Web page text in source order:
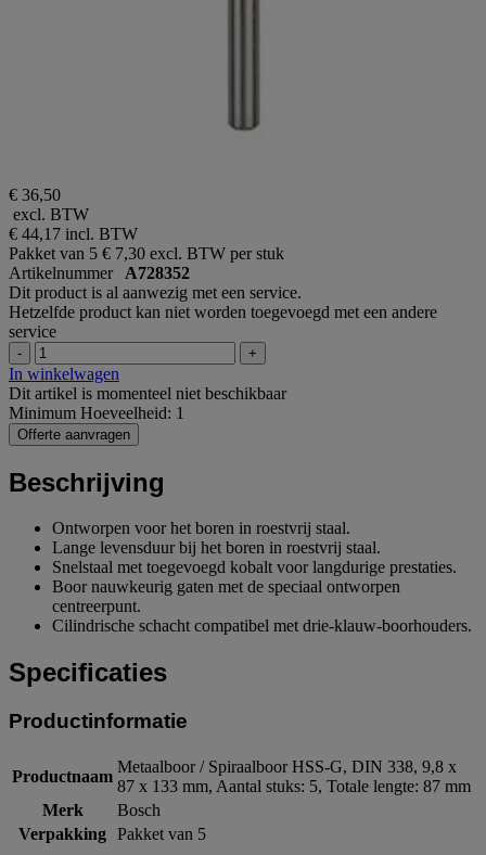
€ 36,50
excl. BTW
€ 44,17 incl. BTW
Pakket van 5 € 7,30 excl. BTW per stuk
Artikelnummer A728352
Dit product is al aanwezig met een service.
Hetzelfde product kan niet worden toegevoegd met een andere
service
- +
In winkelwagen
Dit artikel is momenteel niet beschikbaar
Minimum Hoeveelheid: 1
Offerte aanvragen
Beschrijving
Ontworpen voor het boren in roestvrij staal.
Lange levensduur bij het boren in roestvrij staal.
Snelstaal met toegevoegd kobalt voor langdurige prestaties.
Boor nauwkeurig gaten met de speciaal ontworpen
centreerpunt.
Cilindrische schacht compatibel met drie-klauw-boorhouders.
Specificaties
Productinformatie
Productnaam
Metaalboor / Spiraalboor HSS-G, DIN 338, 9,8 x
87 x 133 mm, Aantal stuks: 5, Totale lengte: 87 mm
Merk
Bosch
Verpakking Pakket van 5